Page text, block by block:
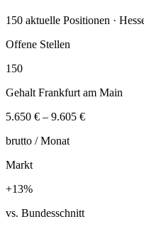
150 aktuelle Positionen ·
Offene Stellen
150
Gehalt Frankfurt am Main
5.650 € – 9.605 €
brutto /Monat
Markt
+13%
vs. Bundesschnitt